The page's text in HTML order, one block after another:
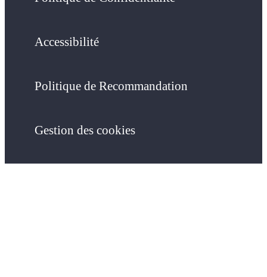
Accessibilité
Politique de Recommandation
Gestion des cookies